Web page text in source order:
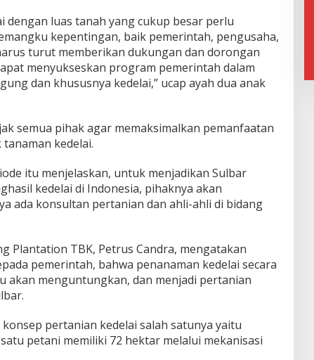
dengan luas tanah yang cukup besar perlu
kepentingan, baik pemerintah, pengusaha,
turut memberikan dukungan dan dorongan
menyukseskan program pemerintah dalam
dan khususnya kedelai,” ucap ayah dua anak
semua pihak agar memaksimalkan pemanfaatan
kedelai.
itu menjelaskan, untuk menjadikan Sulbar
kedelai di Indonesia, pihaknya akan
ada konsultan pertanian dan ahli-ahli di bidang
Plantation TBK, Petrus Candra, mengatakan
pemerintah, bahwa penanaman kedelai secara
menguntungkan, dan menjadi pertanian
pertanian kedelai salah satunya yaitu
petani memiliki 72 hektar melalui mekanisasi